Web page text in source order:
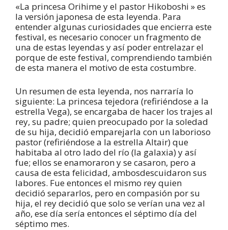
«La princesa Orihime y el pastor Hikoboshi » es
la versión japonesa de esta leyenda. Para
entender algunas curiosidades que encierra este
festival, es necesario conocer un fragmento de
una de estas leyendas y así poder entrelazar el
porque de este festival, comprendiendo también
de esta manera el motivo de esta costumbre.
Un resumen de esta leyenda, nos narraría lo
siguiente: La princesa tejedora (refiriéndose a la
estrella Vega), se encargaba de hacer los trajes al
rey, su padre; quien preocupado por la soledad
de su hija, decidió emparejarla con un laborioso
pastor (refiriéndose a la estrella Altair) que
habitaba al otro lado del río (la galaxia) y así
fue; ellos se enamoraron y se casaron, pero a
causa de esta felicidad, ambosdescuidaron sus
labores. Fue entonces el mismo rey quien
decidió separarlos, pero en compasión por su
hija, el rey decidió que solo se verían una vez al
año, ese día sería entonces el séptimo día del
séptimo mes.